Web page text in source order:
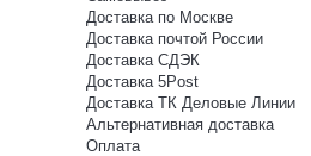
Доставка по Москве
Доставка почтой России
Доставка СДЭК
Доставка 5Post
Доставка ТК Деловые Линии
Альтернативная доставка
Оплата